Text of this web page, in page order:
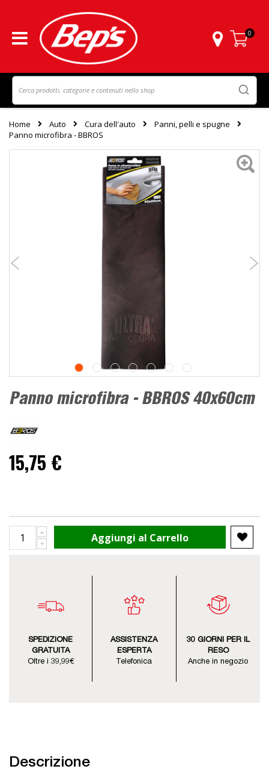
Carrello
0
Home Auto Cura dell'auto
Panni, pelli e spugne
Panno microfibra - BBROS
Panno microfibra - BBROS 40x60cm
15,75 €
Aggiungi al Carrello
SPEDIZIONE
GRATUITA
Oltre i 39,99€
ASSISTENZA
ESPERTA
Telefonica
30 GIORNI PER IL
RESO
Anche in negozio
Descrizione